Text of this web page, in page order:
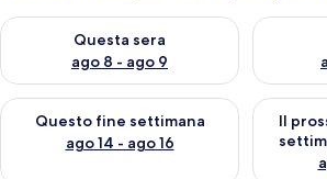
Questa sera
ago 8 - ago 9
Verifica la disponibilità per questa sera,
Verifica
Questo fine settimana
ago 14 - ago 16
Verifica la disponibilità per questo fine
Il
Verifica